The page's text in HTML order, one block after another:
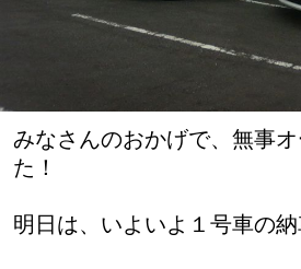
みなさんのおかげで、無事
た！
明日は、いよいよ１号車の納